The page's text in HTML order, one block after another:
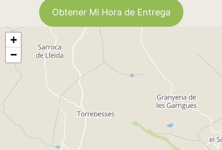
Obtener Mi Hora de Entrega
+
−